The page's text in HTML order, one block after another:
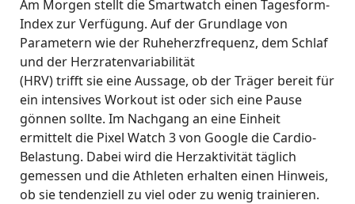
Am Morgen stellt die Smartwatch einen Tagesform-
Index zur Verfügung. Auf der Grundlage von
Parametern wie der Ruheherzfrequenz, dem Schlaf
und der Herzratenvariabilität
(HRV) trifft sie eine Aussage, ob der Träger bereit für
ein intensives Workout ist oder sich eine Pause
gönnen sollte. Im Nachgang an eine Einheit
ermittelt die Pixel Watch 3 von Google die Cardio-
Belastung. Dabei wird die Herzaktivität täglich
gemessen und die Athleten erhalten einen Hinweis,
ob sie tendenziell zu viel oder zu wenig trainieren.